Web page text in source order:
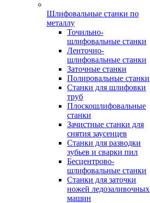
Шлифовальные станки по
металлу
Точильно-
шлифовальные станки
Ленточно-
шлифовальные станки
Заточные станки
Полировальные станки
Станки для шлифовки
труб
Плоскошлифовальные
станки
Зачистные станки для
снятия заусенцев
Станки для разводки
зубьев и сварки пил
Бесцентрово-
шлифовальные станки
Станки для заточки
ножей ледозаливочных
машин